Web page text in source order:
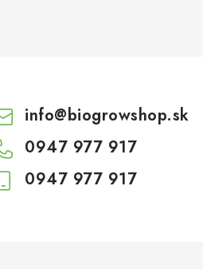
info@biogrowshop.sk
0947 977 917
0947 977 917